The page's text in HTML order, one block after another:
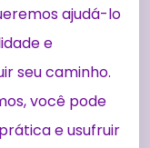
ajudá-lo
e
seu caminho.
você pode
e usufruir